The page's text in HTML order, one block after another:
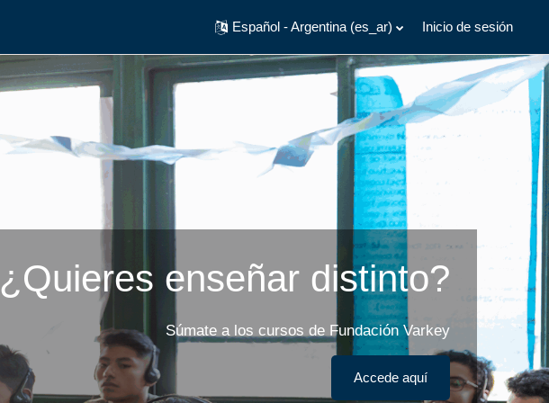
Español - Argentina ‎(es_ar)‎ Inicio de sesión
¿Quieres enseñar distinto?
Súmate a los cursos de Fundación Varkey
Accede aquí